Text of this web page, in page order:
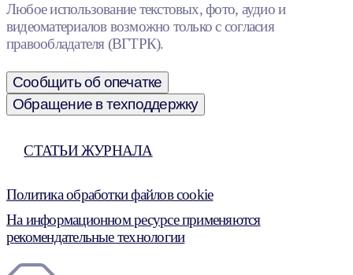
Любое использование текстовых, фото, аудио и
видеоматериалов возможно только с согласия
правообладателя (ВГТРК).
Сообщить об опечатке
Обращение в техподдержку
СТАТЬИ ЖУРНАЛА
Политика обработки файлов cookie
На информационном ресурсе применяются
рекомендательные технологии